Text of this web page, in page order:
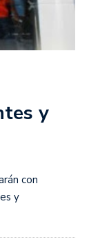
y
con
y